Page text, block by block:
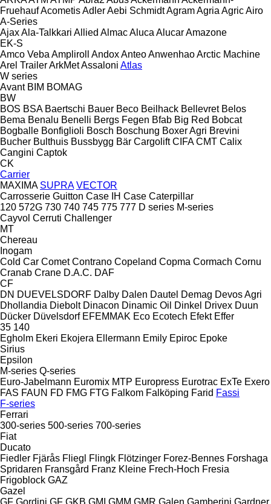
FruehaufAcometisAdlerAebi SchmidtAgramAgria AgricAiro
A-Series
AjaxAla-Talkkari Allied AlmacAluca AlucarAmazone
EK-S
Amco Veba Ampliroll AndoxAnteoAnwenhaoArctic Machine
Arel TrailerArkMetAssaloni Atlas
W series
Avant BIM BOMAG
BW
BOS BSA Baertschi Bauer Beco Beilhack Bellevret Belos
Bema Benalu Benelli Bergs Fegen Bfab Big Red Bobcat
Bogballe Bonfiglioli Bosch Boschung Boxer Agri Brevini
Bucher Bulthuis Bussbygg Bär Cargolift CIFA CMT Calix
Cangini Captok
CK
Carrier
MAXIMA SUPRA VECTOR
Carrosserie Guitton Case IH Case Caterpillar
120 572G 730 740 745 775 777 D series M-series
Cayvol Cerruti Challenger
MT
Chereau
Inogam
Cold Car Comet Contrano Copeland Copma Cormach Cornu
Cranab Crane D.A.C. DAF
CF
DN DUEVELSDORF Dalby Dalen Dautel Demag Devos Agri
Dhollandia Diebolt Dinacon Dinamic Oil Dinkel Drivex Duun
Dücker Düvelsdorf EFEMMAK Eco Ecotech Efekt Effer
35 140
Egholm Ekeri Ekojera Ellermann Emily Epiroc Epoke
Sirius
Epsilon
M-series Q-series
Euro-Jabelmann Euromix MTP Europress Eurotrac ExTe Exero
FAS FAUN FD FMG FTG Falkom Falköping Farid Fassi
F-series
Ferrari
300-series 500-series 700-series
Fiat
Ducato
Fiedler Fjärås Fliegl Flingk Flötzinger Forez-Bennes Forshaga
Spridaren Fransgård Franz Kleine Frech-Hoch Fresia
Frigoblock GAZ
Gazel
GF Gordini GF GKB GMI GMM GMR Galen Gamberini Gardner